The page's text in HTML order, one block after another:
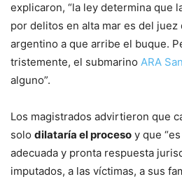
explicaron, “la ley determina que
por delitos en alta mar es del
argentino a que arribe el buque.
tristemente, el submarino ARA
alguno”.
Los magistrados advirtieron que
solo dilataría el proceso y que
adecuada y pronta respuesta
imputados, a las víctimas, a sus